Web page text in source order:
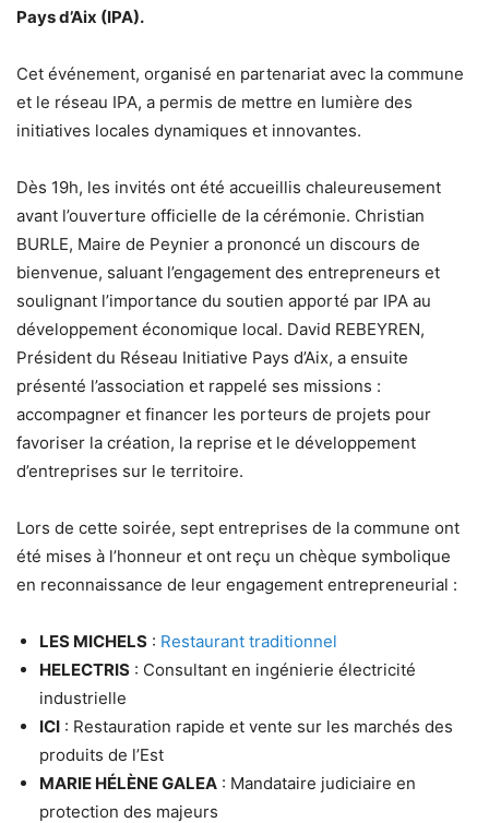
Pays d’Aix (IPA).
Cet événement, organisé en partenariat avec la commune
et le réseau IPA, a permis de mettre en lumière des
initiatives locales dynamiques et innovantes.
Dès 19h, les invités ont été accueillis chaleureusement
avant l’ouverture officielle de la cérémonie. Christian
BURLE, Maire de Peynier a prononcé un discours de
bienvenue, saluant l’engagement des entrepreneurs et
soulignant l’importance du soutien apporté par IPA au
développement économique local. David REBEYREN,
Président du Réseau Initiative Pays d’Aix, a ensuite
présenté l’association et rappelé ses missions :
accompagner et financer les porteurs de projets pour
favoriser la création, la reprise et le développement
d’entreprises sur le territoire.
Lors de cette soirée, sept entreprises de la commune ont
été mises à l’honneur et ont reçu un chèque symbolique
en reconnaissance de leur engagement entrepreneurial :
LES MICHELS : Restaurant traditionnel
HELECTRIS : Consultant en ingénierie électricité
industrielle
ICI : Restauration rapide et vente sur les marchés des
produits de l’Est
MARIE HÉLÈNE GALEA : Mandataire judiciaire en
protection des majeurs